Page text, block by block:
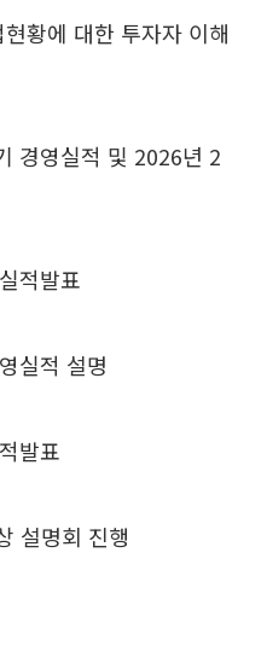
황에 대한 투자자 이해
경영실적 및 2026년 2
적발표
실적 설명
발표
설명회 진행